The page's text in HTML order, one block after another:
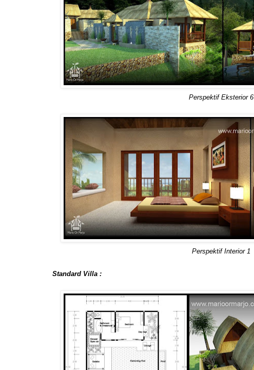
Perspektif Eksterior 6
Perspektif Interior 1
Standard Villa :